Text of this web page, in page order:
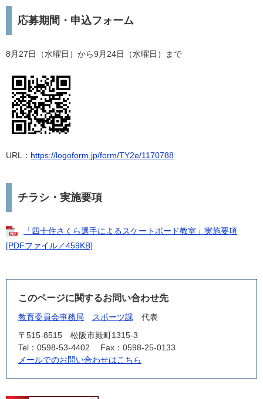
応募期間・申込フォーム
8月27日（水曜日）から9月24日（水曜日）まで
URL： https://logoform.jp/form/TY2e/1170788
チラシ・実施要項
「四十住さくら選手によるスケートボード教室」実施要項
[PDFファイル／459KB]
このページに関するお問い合わせ先
教育委員会事務局 スポーツ課
代表
〒515-8515
松阪市殿町1315-3
Tel：0598-53-4402
Fax：0598-25-0133
メールでのお問い合わせはこちら